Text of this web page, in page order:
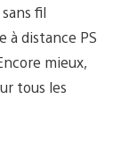
fil
à distance PS
mieux,
tous les